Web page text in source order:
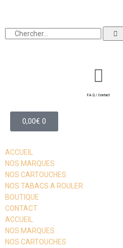
F.A.Q / Contact
0,00€ 0
ACCUEIL
NOS MARQUES
NOS CARTOUCHES
NOS TABACS A ROULER
BOUTIQUE
CONTACT
ACCUEIL
NOS MARQUES
NOS CARTOUCHES